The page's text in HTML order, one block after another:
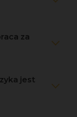
za
jest